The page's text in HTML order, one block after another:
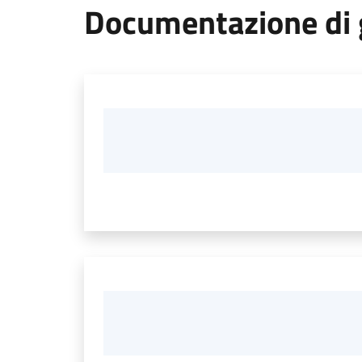
Documentazione di